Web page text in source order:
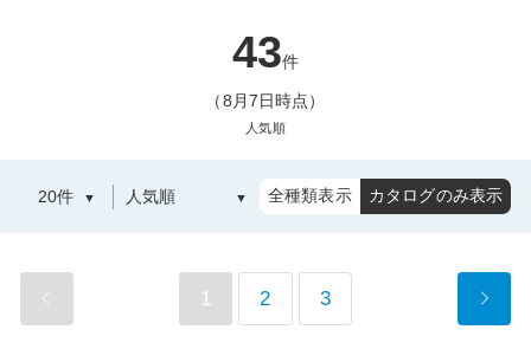
43件
（8月7日時点）
人気順
全種類表示 カタログのみ表示
1 2 3